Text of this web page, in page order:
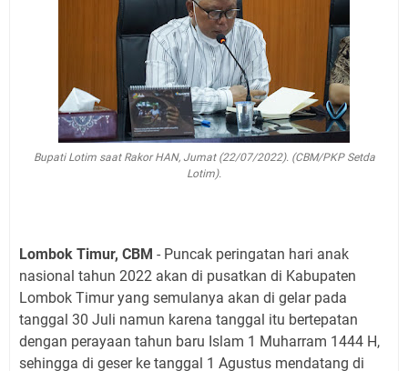
Bupati Lotim saat Rakor HAN, Jumat (22/07/2022). (CBM/PKP Setda
Lotim).
Lombok Timur, CBM - Puncak peringatan hari anak
nasional tahun 2022 akan di pusatkan di Kabupaten
Lombok Timur yang semulanya akan di gelar pada
tanggal 30 Juli namun karena tanggal itu bertepatan
dengan perayaan tahun baru Islam 1 Muharram 1444 H,
sehingga di geser ke tanggal 1 Agustus mendatang di